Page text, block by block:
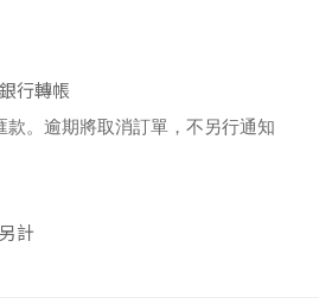
銀行轉帳
。逾期將取消訂單，不另行通知
計